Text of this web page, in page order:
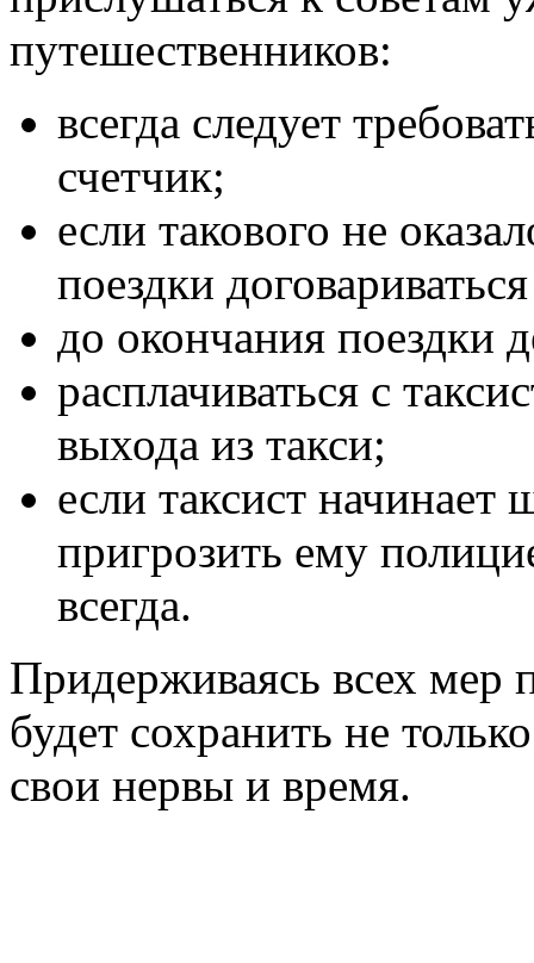
путешественников:
всегда следует
счетчик;
если такового не
поездки
до окончания поездки
расплачиваться с
выхода из такси;
если таксист начинает
пригрозить ему
всегда.
Придерживаясь всех мер
будет сохранить не
свои нервы и время.